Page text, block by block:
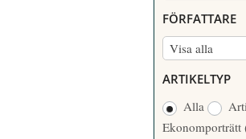
M
M
/
Å
FÖRFATTARE
Visa alla
R
F
A
ARTIKELTYP
Alla
Ekonomporträtt